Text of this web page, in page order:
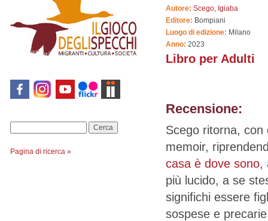
Pagina di ricerca »
Autore: Scego, Igiaba
Editore: Bompiani
Luogo di edizione: Milano
Anno: 2023
Libro per Adulti
Recensione:
Scego ritorna,
memoir,
casa è dove sono,
più lucido, a se
significhi essere
sospese e